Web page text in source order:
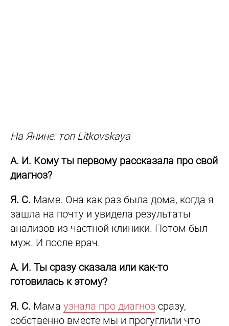
На Янине: топ Litkovskaya
А. И. Кому ты первому рассказала про свой
диагноз?
Я. С. Маме. Она как раз была дома, когда я
зашла на почту и увидела результаты
анализов из частной клиники. Потом был
муж. И после врач.
А. И. Ты сразу сказала или как-то
готовилась к этому?
Я. С. Мама узнала про диагноз сразу,
собственно вместе мы и прогуглили что